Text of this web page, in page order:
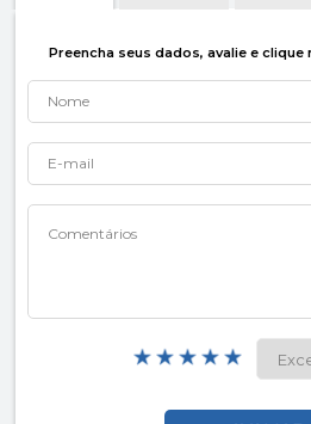
Preencha seus dados, avalie e